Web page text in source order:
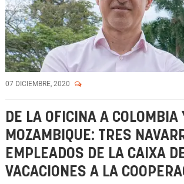
07 DICIEMBRE, 2020
DE LA OFICINA A COLOMBIA
MOZAMBIQUE: TRES
EMPLEADOS DE LA CAIXA
VACACIONES A LA